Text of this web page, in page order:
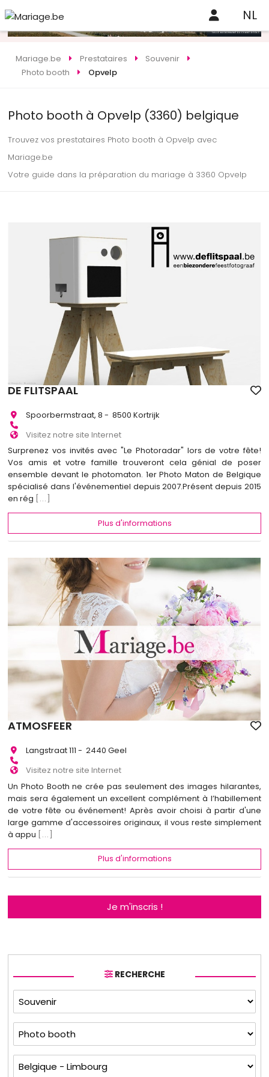
NL
Mariage.be Prestataires
Souvenir
Photo booth
Opvelp
Photo booth à Opvelp (3360) belgique
Trouvez vos prestataires Photo booth à Opvelp avec
Mariage.be
Votre guide dans la préparation du mariage à 3360 Opvelp
DE FLITSPAAL
Spoorbermstraat, 8 - 8500 Kortrijk
Visitez notre site Internet
Surprenez vos invités avec "Le Photoradar" lors de votre fête!
Vos amis et votre famille trouveront cela génial de poser
ensemble devant le photomaton. 1er Photo Maton de Belgique
spécialisé dans l'événementiel depuis 2007.Présent depuis 2015
en rég
[...]
Plus d'informations
ATMOSFEER
Langstraat 111 - 2440 Geel
Visitez notre site Internet
Un Photo Booth ne crée pas seulement des images hilarantes,
mais sera également un excellent complément à l’habillement
de votre fête ou événement! Après avoir choisi à partir d'une
large gamme d'accessoires originaux, il vous reste simplement
à appu [...]
Plus d'informations
Je m'inscris !
RECHERCHE